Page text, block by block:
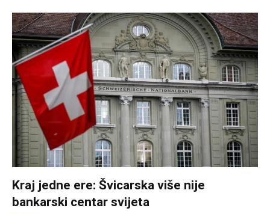
Kraj jedne ere: Švicarska više nije
bankarski centar svijeta